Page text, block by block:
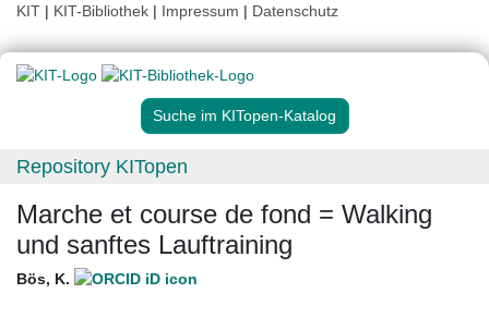
KIT | KIT-Bibliothek | Impressum | Datenschutz
Suche im KITopen-Katalog
Repository KITopen
Marche et course de fond = Walking
und sanftes Lauftraining
Bös, K.